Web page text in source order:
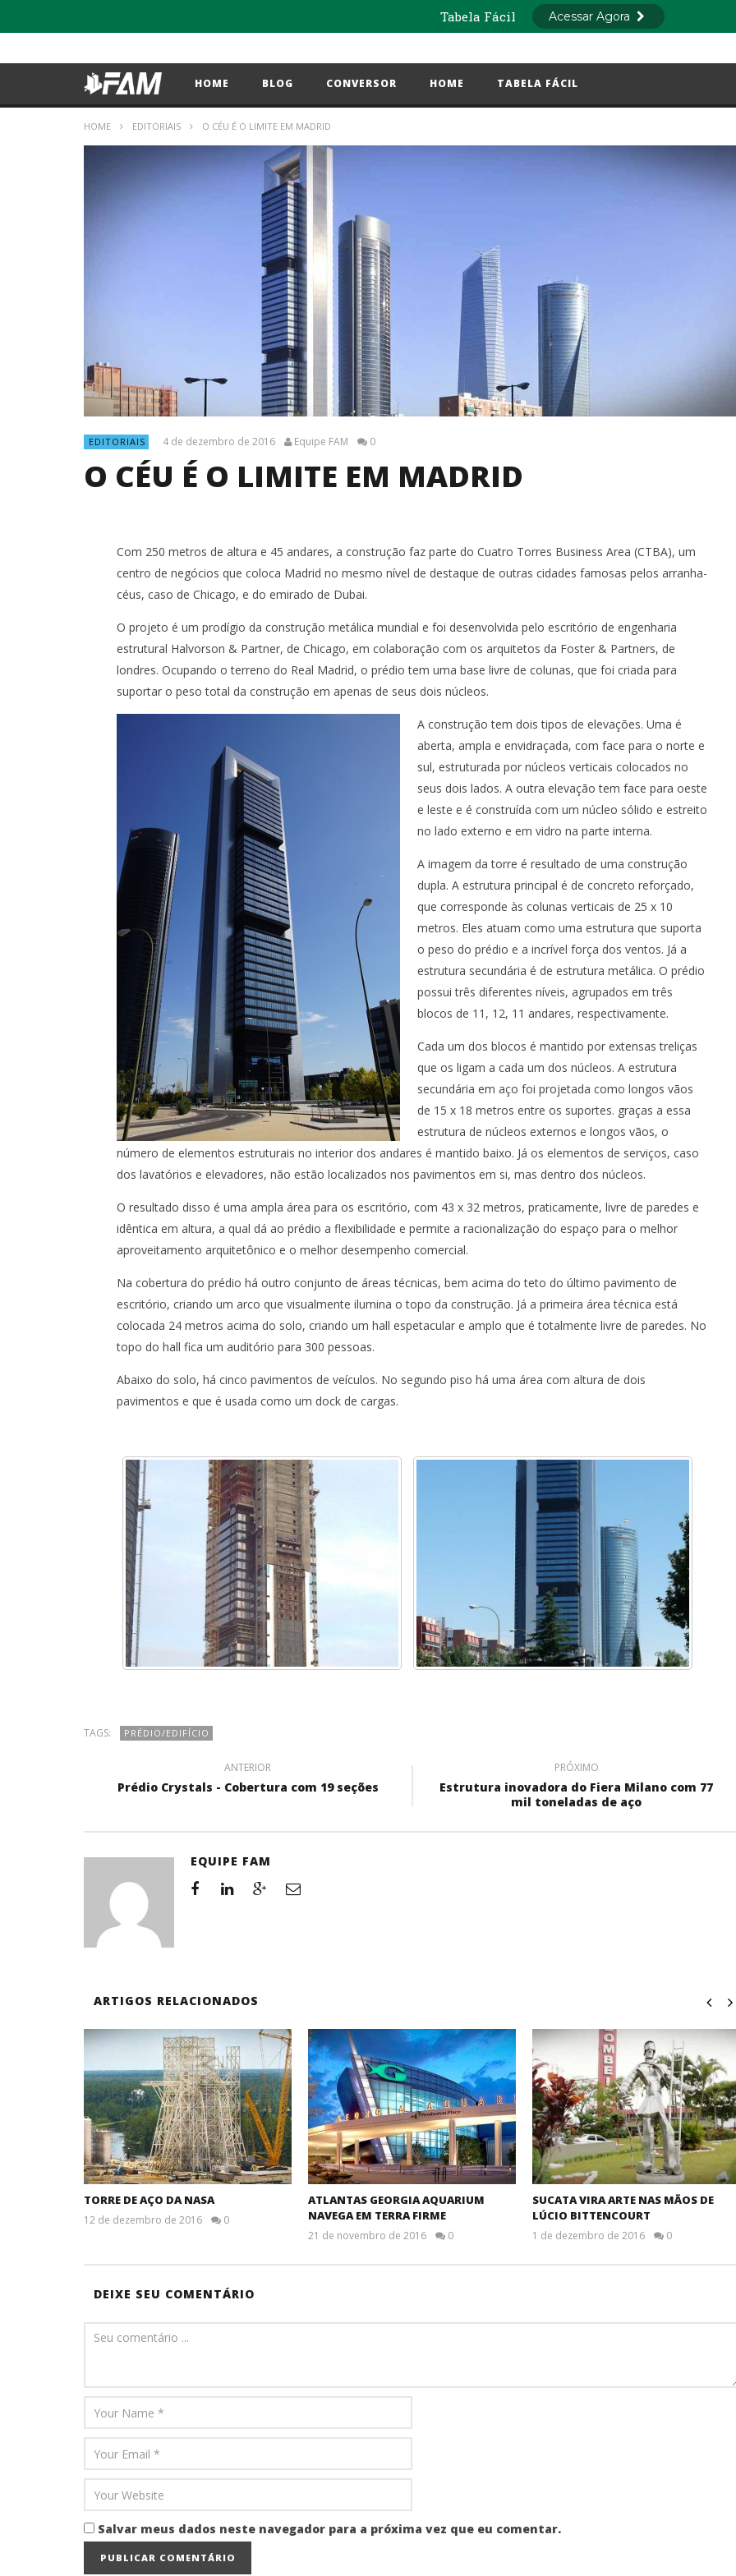
HOME BLOG CONVERSOR HOME TABELA FÁCIL
HOME EDITORIAIS O CÉU É O LIMITE EM MADRID
EDITORIAIS 4 de dezembro de 2016 Equipe FAM 0
O CÉU É O LIMITE EM MADRID
NOW VIEWING
O CÉU É O LIMITE EM MADRID
OBRA DO VIADUTO M. DIAS
BRANCO EM FORTALEZA SEGUE A
TODO VAPOR
Com 250 metros de altura e 45 andares, a construção faz parte do Cuatro Torres Business Area (CTBA), um
centro de negócios que coloca Madrid no mesmo nível de destaque de outras cidades famosas pelos arranha-
céus, caso de Chicago, e do emirado de Dubai.
O projeto é um prodígio da construção metálica mundial e foi desenvolvida pelo escritório de engenharia
estrutural Halvorson & Partner, de Chicago, em colaboração com os arquitetos da Foster & Partners, de
londres. Ocupando o terreno do Real Madrid, o prédio tem uma base livre de colunas, que foi criada para
suportar o peso total da construção em apenas de seus dois núcleos.
A construção tem dois tipos de elevações. Uma é
aberta, ampla e envidraçada, com face para o norte e
sul, estruturada por núcleos verticais colocados no
seus dois lados. A outra elevação tem face para oeste
e leste e é construída com um núcleo sólido e estreito
no lado externo e em vidro na parte interna.
A imagem da torre é resultado de uma construção
dupla. A estrutura principal é de concreto reforçado,
que corresponde às colunas verticais de 25 x 10
metros. Eles atuam como uma estrutura que suporta
o peso do prédio e a incrível força dos ventos. Já a
estrutura secundária é de estrutura metálica. O prédio
possui três diferentes níveis, agrupados em três
blocos de 11, 12, 11 andares, respectivamente.
Cada um dos blocos é mantido por extensas treliças
que os ligam a cada um dos núcleos. A estrutura
secundária em aço foi projetada como longos vãos
de 15 x 18 metros entre os suportes. graças a essa
estrutura de núcleos externos e longos vãos, o
número de elementos estruturais no interior dos andares é mantido baixo. Já os elementos de serviços, caso
dos lavatórios e elevadores, não estão localizados nos pavimentos em si, mas dentro dos núcleos.
O resultado disso é uma ampla área para os escritório, com 43 x 32 metros, praticamente, livre de paredes e
idêntica em altura, a qual dá ao prédio a flexibilidade e permite a racionalização do espaço para o melhor
aproveitamento arquitetônico e o melhor desempenho comercial.
Na cobertura do prédio há outro conjunto de áreas técnicas, bem acima do teto do último pavimento de
escritório, criando um arco que visualmente ilumina o topo da construção. Já a primeira área técnica está
colocada 24 metros acima do solo, criando um hall espetacular e amplo que é totalmente livre de paredes. No
topo do hall fica um auditório para 300 pessoas.
Abaixo do solo, há cinco pavimentos de veículos. No segundo piso há uma área com altura de dois
pavimentos e que é usada como um dock de cargas.
TAGS: PRÉDIO/EDIFÍCIO
ANTERIOR
Prédio Crystals - Cobertura com 19 seções
PRÓXIMO
Estrutura inovadora do Fiera Milano com 77
mil toneladas de aço
EQUIPE FAM
ARTIGOS RELACIONADOS
TORRE DE AÇO DA NASA
12 de dezembro de 2016 0
ATLANTAS GEORGIA AQUARIUM
NAVEGA EM TERRA FIRME
21 de novembro de 2016 0
SUCATA VIRA ARTE NAS MÃOS DE
LÚCIO BITTENCOURT
1 de dezembro de 2016 0
DEIXE SEU COMENTÁRIO
Salvar meus dados neste navegador para a próxima vez que eu comentar.